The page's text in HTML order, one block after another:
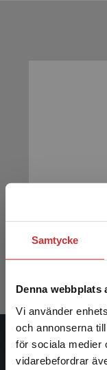
Samtycke
Denna webbplats
Vi använder
och annonserna
för sociala medier
vidarebefordrar